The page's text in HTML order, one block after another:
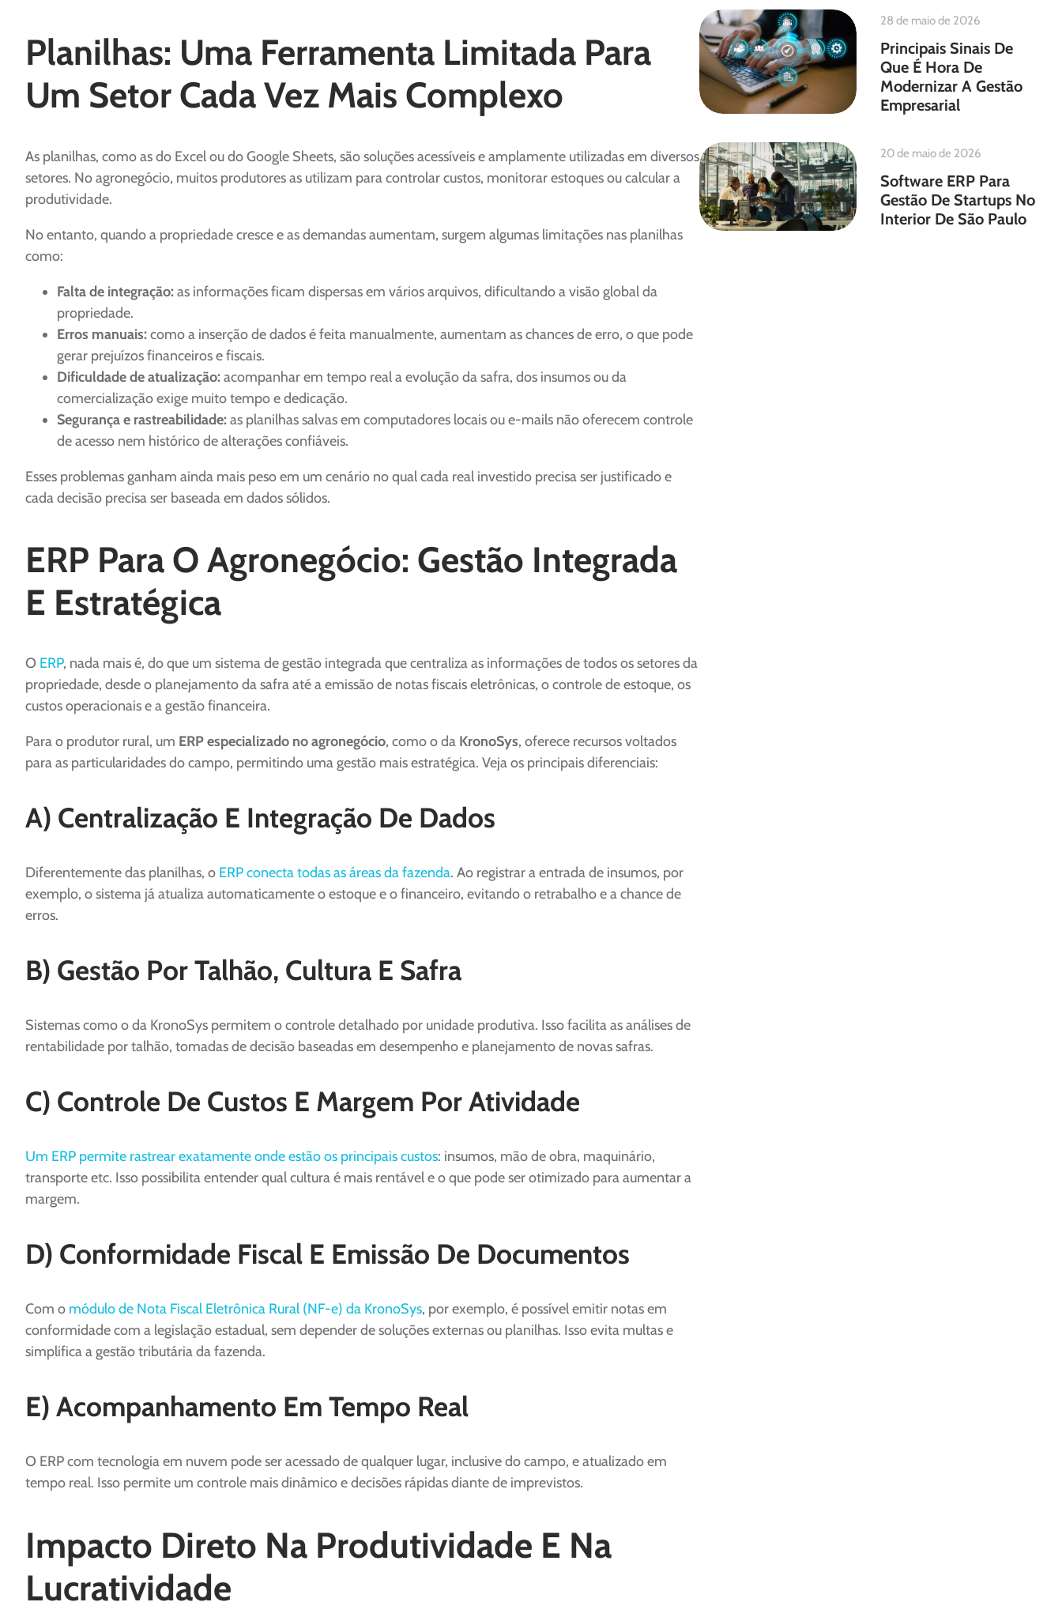
Planilhas: Uma Ferramenta Limitada Para
Um Setor Cada Vez Mais Complexo
As planilhas, como as do Excel ou do Google Sheets, são soluções acessíveis e amplamente utilizadas em diversos
setores. No agronegócio, muitos produtores as utilizam para controlar custos, monitorar estoques ou calcular a
produtividade.
No entanto, quando a propriedade cresce e as demandas aumentam, surgem algumas limitações nas planilhas
como:
Falta de integração:as informações ficam dispersas em vários arquivos, dificultando a visão global da
propriedade.
Erros manuais:como a inserção de dados é feita manualmente, aumentam as chances de erro, o que pode
gerar prejuízos financeiros e fiscais.
Dificuldade de atualização:acompanhar em tempo real a evolução da safra, dos insumos ou da
comercialização exige muito tempo e dedicação.
Segurança e rastreabilidade:as planilhas salvas em computadores locais ou e-mails não oferecem controle
de acesso nem histórico de alterações confiáveis.
Esses problemas ganham ainda mais peso em um cenário no qual cada real investido precisa ser justificado e
cada decisão precisa ser baseada em dados sólidos.
ERP Para O Agronegócio: Gestão Integrada
E Estratégica
O ERP, nada mais é, do que um sistema de gestão integrada que centraliza as informações de todos os setores da
propriedade, desde o planejamento da safra até a emissão de notas fiscais eletrônicas, o controle de estoque, os
custos operacionais e a gestão financeira.
Para o produtor rural, um ERP especializado no agronegócio, como o da KronoSys, oferece recursos voltados
para as particularidades do campo, permitindo uma gestão mais estratégica. Veja os principais diferenciais:
A) Centralização E Integração De Dados
Diferentemente das planilhas, o ERP conecta todas as áreas da fazenda. Ao registrar a entrada de insumos, por
exemplo, o sistema já atualiza automaticamente o estoque e o financeiro, evitando o retrabalho e a chance de
erros.
B) Gestão Por Talhão, Cultura E Safra
Sistemas como o da KronoSys permitem o controle detalhado por unidade produtiva. Isso facilita as análises de
rentabilidade por talhão, tomadas de decisão baseadas em desempenho e planejamento de novas safras.
C) Controle De Custos E Margem Por Atividade
Um ERP permite rastrear exatamente onde estão os principais custos: insumos, mão de obra, maquinário,
transporte etc. Isso possibilita entender qual cultura é mais rentável e o que pode ser otimizado para aumentar a
margem.
D) Conformidade Fiscal E Emissão De Documentos
Com o módulo de Nota Fiscal Eletrônica Rural (NF-e) da KronoSys, por exemplo, é possível emitir notas em
conformidade com a legislação estadual, sem depender de soluções externas ou planilhas. Isso evita multas e
simplifica a gestão tributária da fazenda.
E) Acompanhamento Em Tempo Real
O ERP com tecnologia em nuvem pode ser acessado de qualquer lugar, inclusive do campo, e atualizado em
tempo real. Isso permite um controle mais dinâmico e decisões rápidas diante de imprevistos.
Impacto Direto Na Produtividade E Na
Lucratividade
28 de maio de 2026
Principais Sinais De
Que É Hora De
Modernizar A Gestão
Empresarial
20 de maio de 2026
Software ERP Para
Gestão De Startups No
Interior De São Paulo